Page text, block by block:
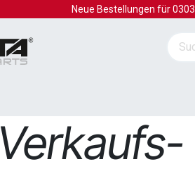
Neue Bestellungen für